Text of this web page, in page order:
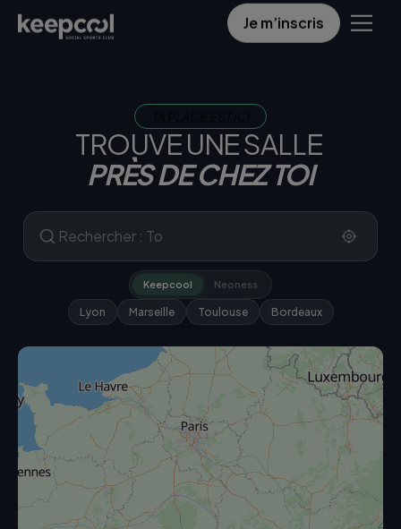
Je m’inscris
TROUVE UNE SALLE
PRÈS DE CHEZ TOI
Keepcool Neoness
Lyon Marseille Toulouse Bordeaux